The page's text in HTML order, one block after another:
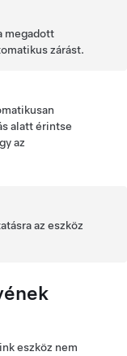
megadott
zárást.
alatt érintse
az
az eszköz
eszköz nem